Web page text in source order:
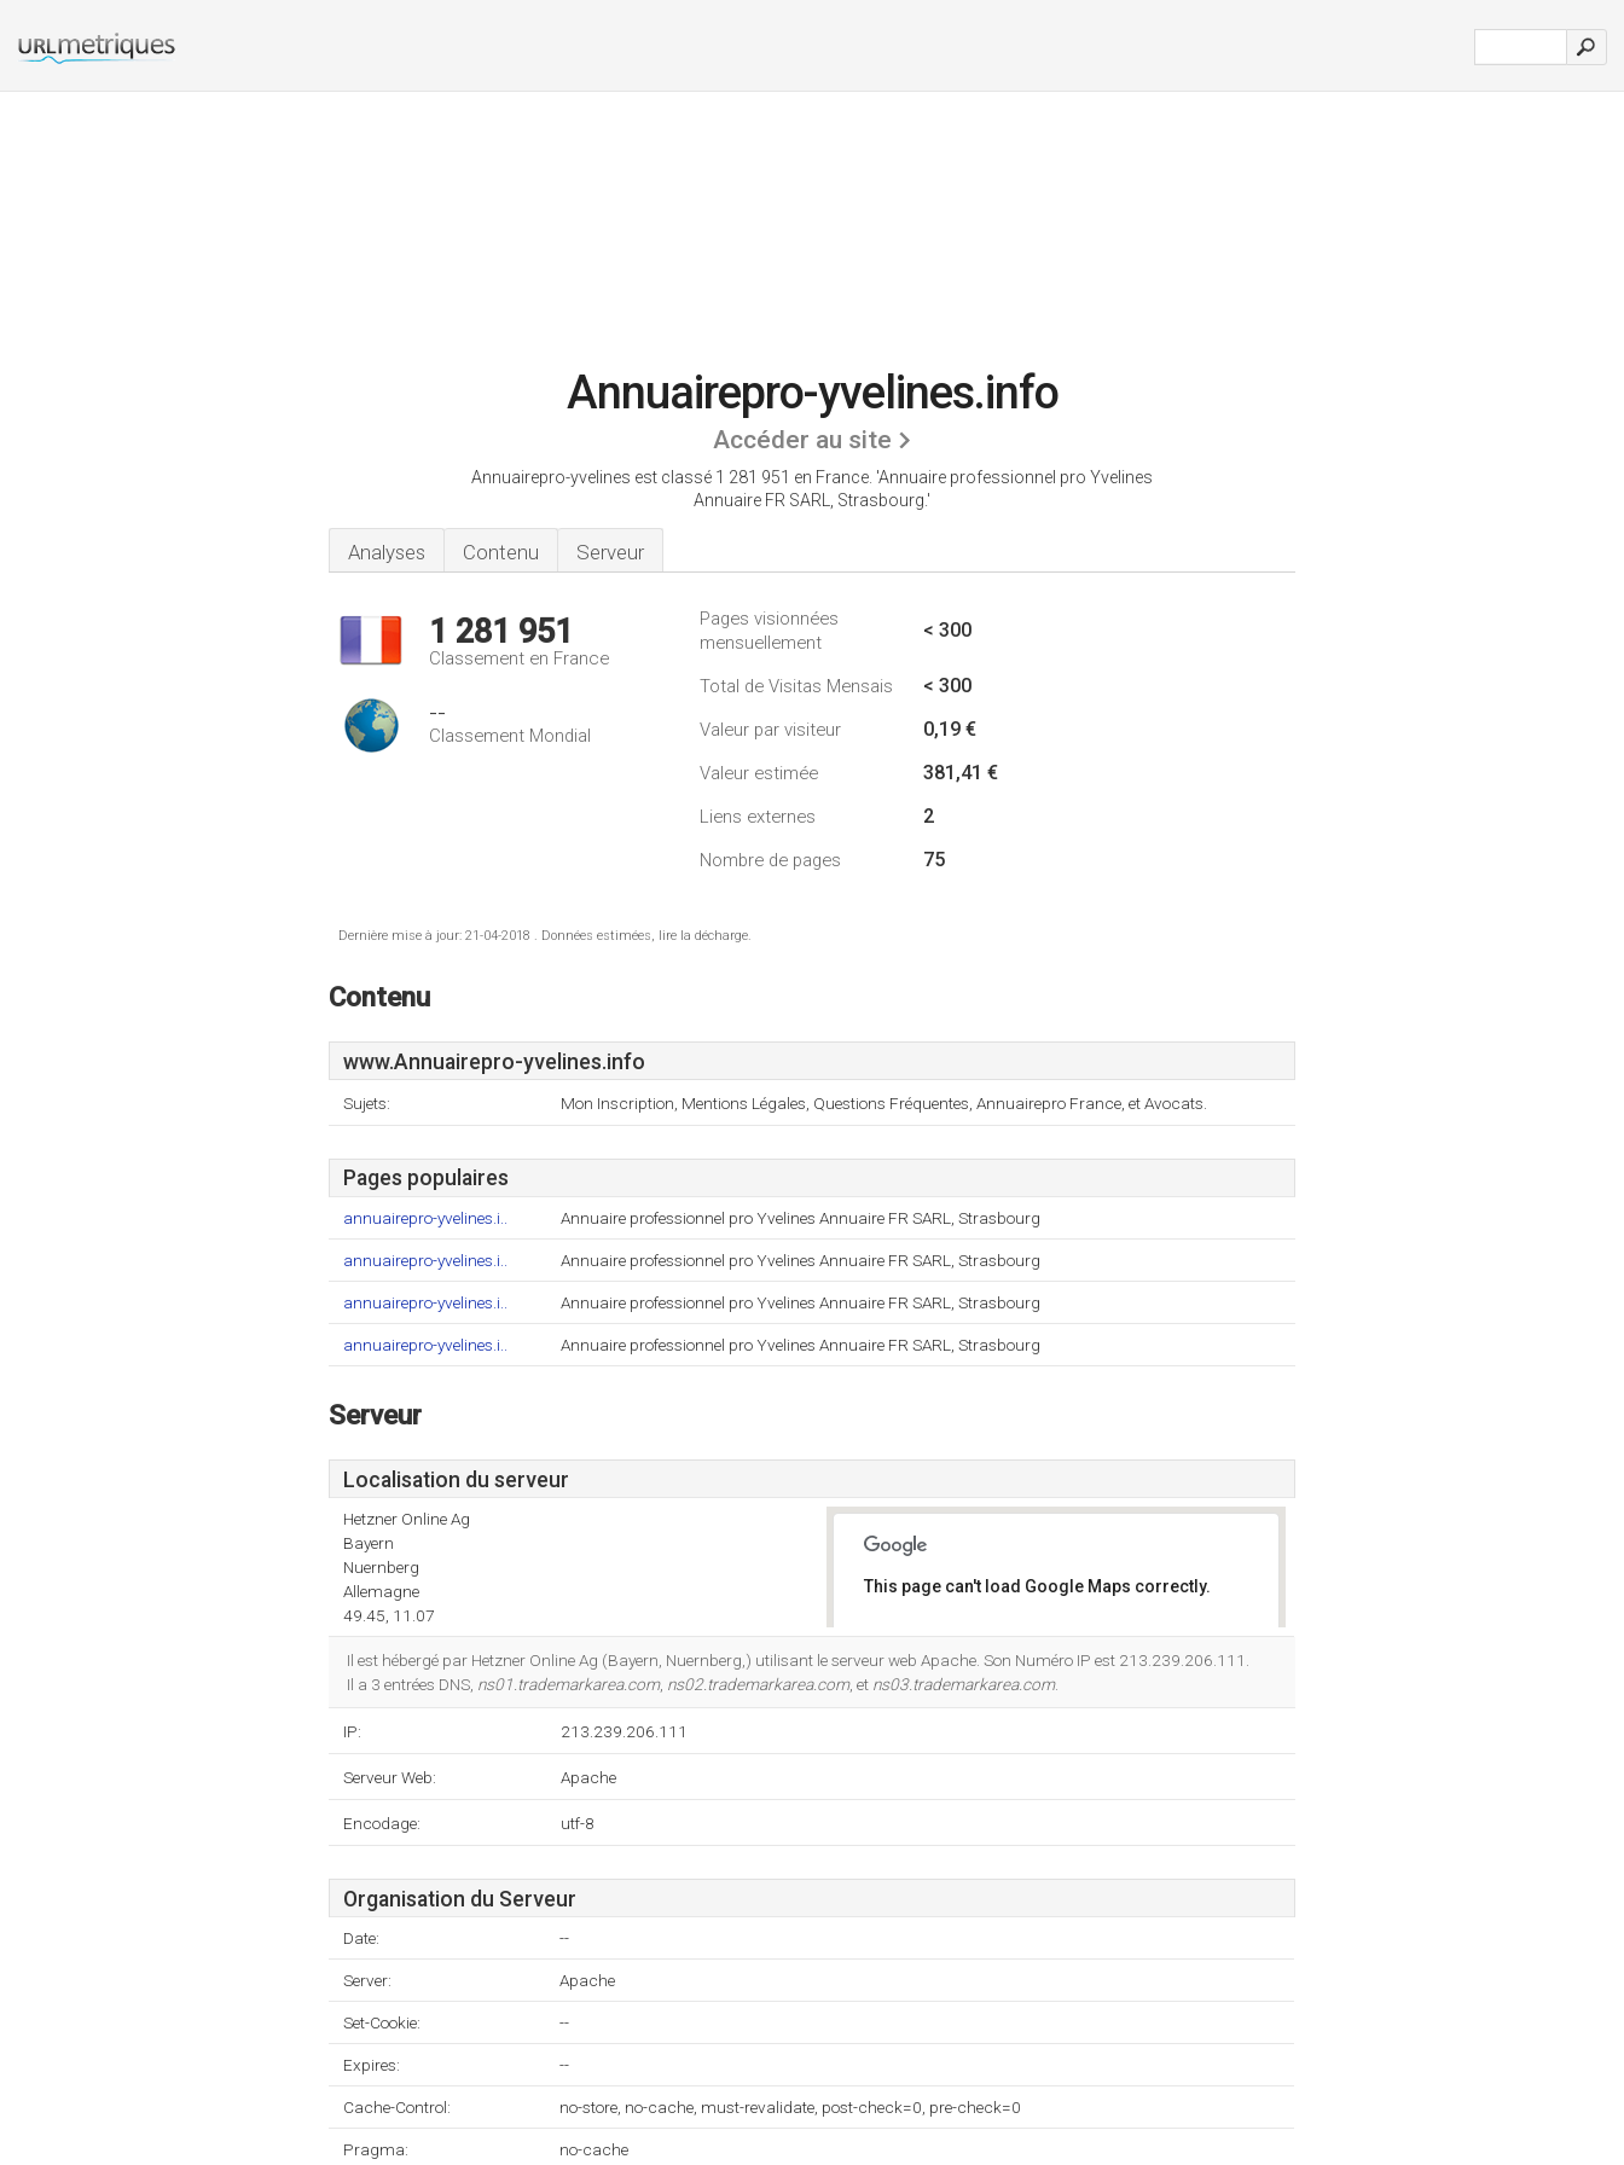
Annuairepro-yvelines.info
Accéder au site
Annuairepro-yvelines est classé 1 281 951 en France. 'Annuaire professionnel pro Yvelines
Annuaire FR SARL, Strasbourg.'
Analyses Contenu Serveur
1 281 951
Classement en France
--
Classement Mondial
Pages visionnées
mensuellement
< 300
Total de Visitas Mensais < 300
Valeur par visiteur 0,19 €
Valeur estimée 381,41 €
Liens externes 2
Nombre de pages 75
Dernière mise à jour: 21-04-2018 . Données estimées, lire la décharge.
Contenu
www.Annuairepro-yvelines.info
Sujets: Mon Inscription, Mentions Légales, Questions Fréquentes, Annuairepro France, et Avocats.
Pages populaires
annuairepro-yvelines.i.. Annuaire professionnel pro Yvelines Annuaire FR SARL, Strasbourg
annuairepro-yvelines.i.. Annuaire professionnel pro Yvelines Annuaire FR SARL, Strasbourg
annuairepro-yvelines.i.. Annuaire professionnel pro Yvelines Annuaire FR SARL, Strasbourg
annuairepro-yvelines.i.. Annuaire professionnel pro Yvelines Annuaire FR SARL, Strasbourg
Serveur
Localisation du serveur
Hetzner Online Ag
Bayern
Nuernberg
Allemagne
49.45, 11.07
This page can't load Google Maps correctly.
Il est hébergé par Hetzner Online Ag (Bayern, Nuernberg,) utilisant le serveur web Apache. Son Numéro IP est 213.239.206.111.
Il a 3 entrées DNS, ns01.trademarkarea.com, ns02.trademarkarea.com, et ns03.trademarkarea.com.
IP: 213.239.206.111
Serveur Web: Apache
Encodage: utf-8
Organisation du Serveur
Date: --
Server: Apache
Set-Cookie: --
Expires: --
Cache-Control: no-store, no-cache, must-revalidate, post-check=0, pre-check=0
Pragma: no-cache